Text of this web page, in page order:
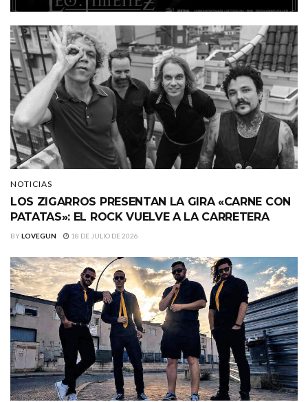
NOTICIAS
LOS ZIGARROS PRESENTAN LA GIRA «CARNE CON
PATATAS»: EL ROCK VUELVE A LA CARRETERA
BYLOVEGUN 18 DE JULIO DE 2026